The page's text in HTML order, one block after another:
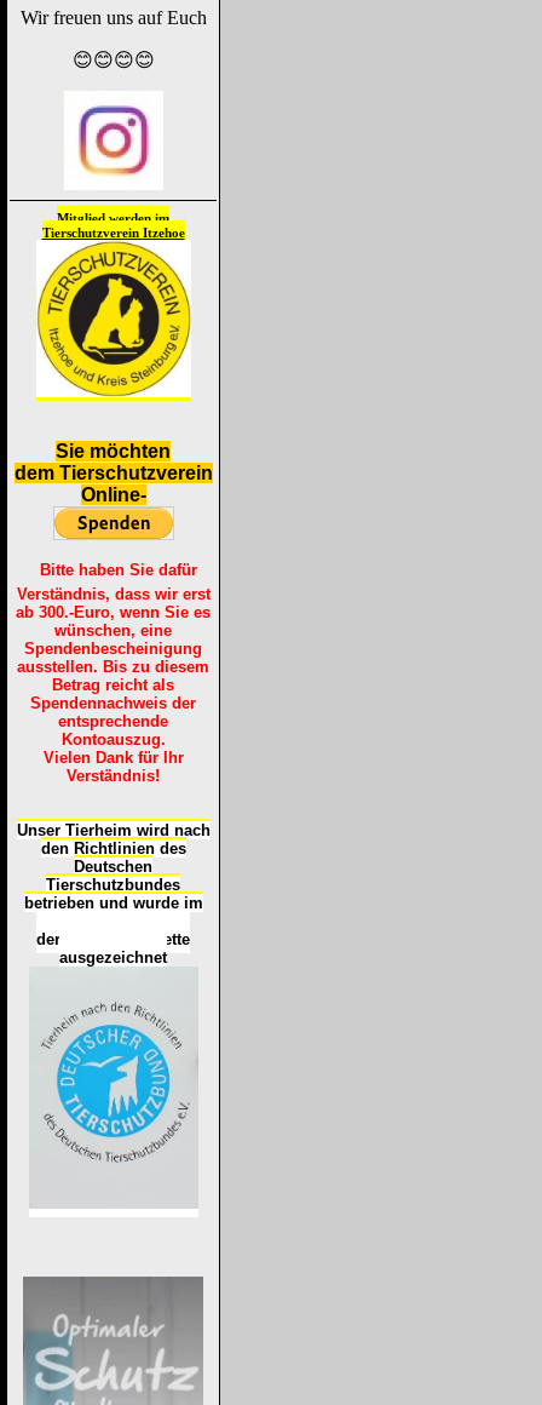
Wir freuen uns auf Euch
😊😊😊😊
Mitglied werden im
Tierschutzverein Itzehoe
Sie möchten
dem Tierschutzverein
Online-
Bitte haben Sie dafür
Verständnis, dass wir erst
ab 300.-Euro, wenn Sie es
wünschen, eine
Spendenbescheinigung
ausstellen. Bis zu diesem
Betrag reicht als
Spendennachweis der
entsprechende
Kontoauszug.
Vielen Dank für Ihr
Verständnis!
Unser Tierheim wird nach
den Richtlinien des
Deutschen
Tierschutzbundes
betrieben und wurde im
der
Tierheimplakette
ausgezeichnet